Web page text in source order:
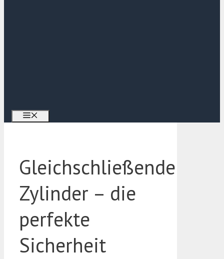
Gleichschließende
Zylinder – die
perfekte
Sicherheit